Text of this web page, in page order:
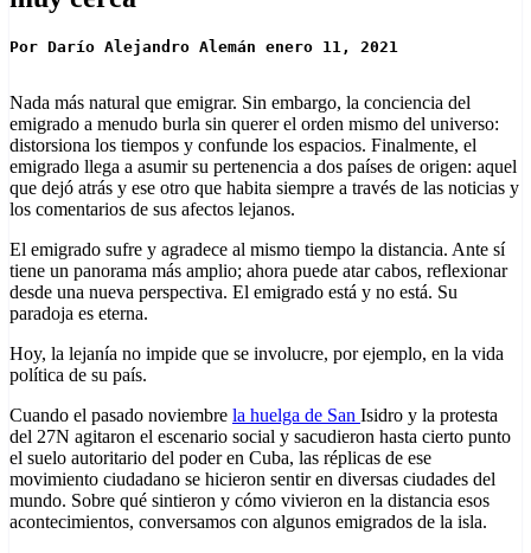
Por Darío Alejandro Alemán enero 11, 2021
Nada más natural que emigrar. Sin embargo, la conciencia del
emigrado a menudo burla sin querer el orden mismo del universo:
distorsiona los tiempos y confunde los espacios. Finalmente, el
emigrado llega a asumir su pertenencia a dos países de origen: aquel
que dejó atrás y ese otro que habita siempre a través de las noticias y
los comentarios de sus afectos lejanos.
El emigrado sufre y agradece al mismo tiempo la distancia. Ante sí
tiene un panorama más amplio; ahora puede atar cabos, reflexionar
desde una nueva perspectiva. El emigrado está y no está. Su
paradoja es eterna.
Hoy, la lejanía no impide que se involucre, por ejemplo, en la vida
política de su país.
Cuando el pasado noviembre la huelga de San Isidro y la protesta
del 27N agitaron el escenario social y sacudieron hasta cierto punto
el suelo autoritario del poder en Cuba, las réplicas de ese
movimiento ciudadano se hicieron sentir en diversas ciudades del
mundo. Sobre qué sintieron y cómo vivieron en la distancia esos
acontecimientos, conversamos con algunos emigrados de la isla.